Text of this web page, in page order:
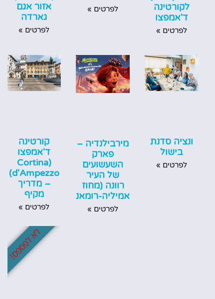
לקורטינה
ד'אמפצו
לפרטים »
לפרטים »
אזור אגם
גארדה
לפרטים »
ונציה סדנת
בישול
לפרטים »
מירבילנדיה –
פארק
השעשועים
של העיר
רוונה (מחוז
אמיליה-רומאניה)
לפרטים »
קורטינה
ד'אמפצו
(Cortina
d'Ampezzo)
– מדריך
מקיף
לפרטים »
לא לפספס!